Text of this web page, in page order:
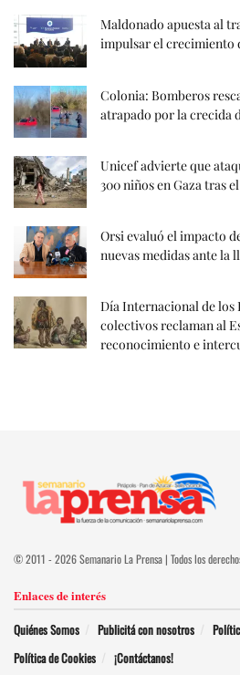
Maldonado apuesta al
impulsar el crecimiento
Colonia: Bomberos
atrapado por la crecida
Unicef advierte que
300 niños en Gaza tras
Orsi evaluó el impacto
nuevas medidas ante la
Día Internacional de los
colectivos reclaman al
reconocimiento e
© 2011 - 2026 Semanario La Prensa | Todos los
Enlaces de interés
Quiénes Somos Publicitá con nosotros
Política de Cookies
¡Contáctanos!